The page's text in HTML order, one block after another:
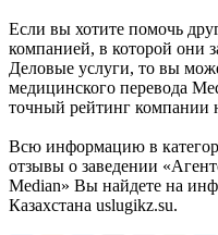
Если вы хотите помочь
компанией, в которой они
Деловые услуги, то вы
медицинского перевода
точный рейтинг компании
Всю информацию в
отзывы о заведении
Median» Вы найдете на
Казахстана uslugikz.su.